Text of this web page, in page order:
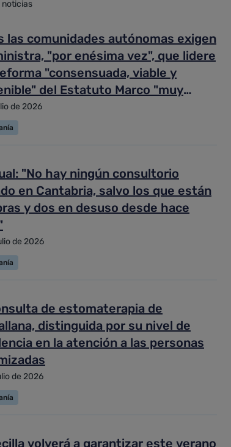
noticias
las comunidades autónomas exigen
"por enésima vez", que lidere
"consensuada, viable y
del Estatuto Marco "muy
de 2026
"No hay ningún consultorio
en Cantabria, salvo los que están
y dos en desuso desde hace
de 2026
de estomaterapia de
distinguida por su nivel de
en la atención a las personas
de 2026
volverá a garantizar este verano